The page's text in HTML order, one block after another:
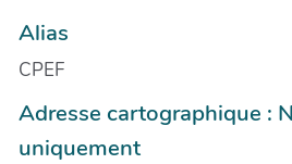
Alias
CPEF
Adresse cartographique :
uniquement